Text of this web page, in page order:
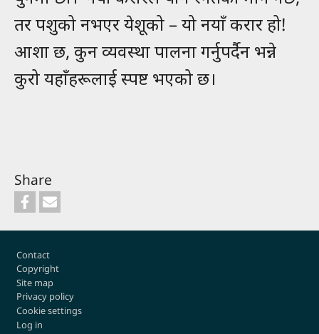
तर पशुको नभएर येशूको – यो नयाँ करार हो!
आशा छ, कुन व्यवस्था पालना गर्नुपर्दैन भन्ने
कुरो यहाँहरूलाई स्पष्ट भएको छ।
Share
Footer
Contact
Copyright
Site map
Privacy policy
Cookie settings
Log in